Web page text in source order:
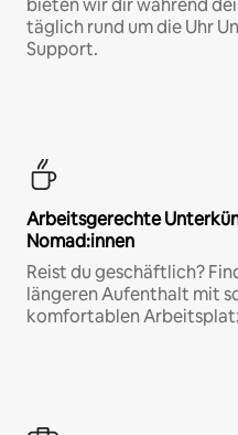
bieten wir dir während
täglich rund um die Uhr
Support.
Arbeitsgerechte
Nomad:innen
Reist du geschäftlich?
längeren Aufenthalt mit
komfortablen